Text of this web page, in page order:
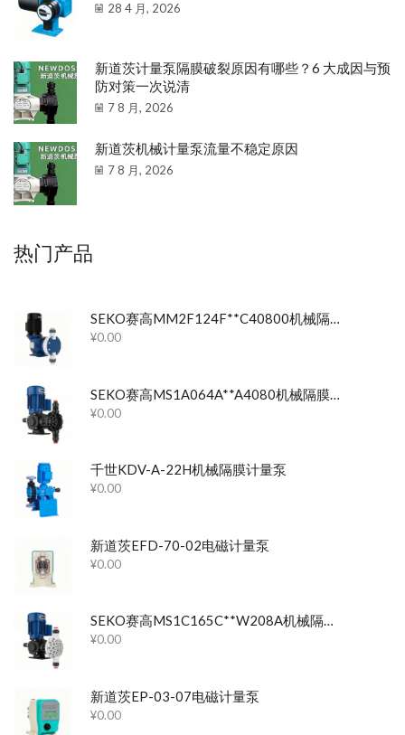
28 4 月, 2026
新道茨计量泵隔膜破裂原因有哪些？6 大成因与预
防对策一次说清
7 8 月, 2026
新道茨机械计量泵流量不稳定原因
7 8 月, 2026
热门产品
SEKO赛高MM2F124F**C40800机械隔膜计量泵
¥0.00
¥0.00
千世KDV-A-22H机械隔膜计量泵
¥0.00
新道茨EFD-70-02电磁计量泵
¥0.00
SEKO赛高MS1C165C**W208A机械隔膜计量泵
¥0.00
新道茨EP-03-07电磁计量泵
¥0.00